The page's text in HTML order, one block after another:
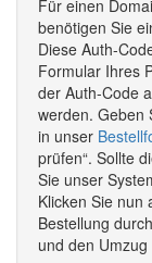
Für einen
benötigen Sie
Diese Auth-
Formular Ihres
der Auth-Code
werden. Geben
in unser
prüfen“. Sollte
Sie unser
Klicken Sie nun
Bestellung
und den